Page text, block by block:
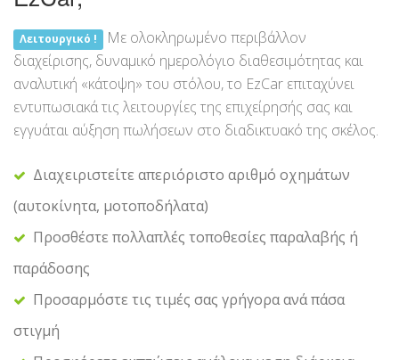
Λειτουργικό !
Με ολοκληρωμένο περιβάλλον
διαχείρισης, δυναμικό ημερολόγιο διαθεσιμότητας και
αναλυτική «κάτοψη» του στόλου, το EzCar επιταχύνει
εντυπωσιακά τις λειτουργίες της επιχείρησής σας και
εγγυάται αύξηση πωλήσεων στο διαδικτυακό της σκέλος.
Διαχειριστείτε απεριόριστο αριθμό οχημάτων
(αυτοκίνητα, μοτοποδήλατα)
Προσθέστε πολλαπλές τοποθεσίες παραλαβής ή
παράδοσης
Προσαρμόστε τις τιμές σας γρήγορα ανά πάσα
στιγμή